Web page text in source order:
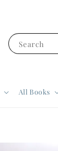
Search
All Books